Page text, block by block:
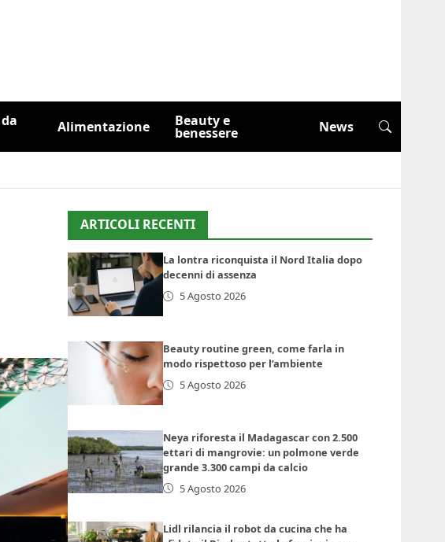
Alimentazione Beauty e
benessere News
ARTICOLI RECENTI
La lontra riconquista il Nord Italia dopo
decenni di assenza
5 Agosto 2026
Beauty routine green, come farla in
modo rispettoso per l’ambiente
5 Agosto 2026
Neya riforesta il Madagascar con 2.500
ettari di mangrovie: un polmone verde
grande 3.300 campi da calcio
5 Agosto 2026
Lidl rilancia il robot da cucina che ha